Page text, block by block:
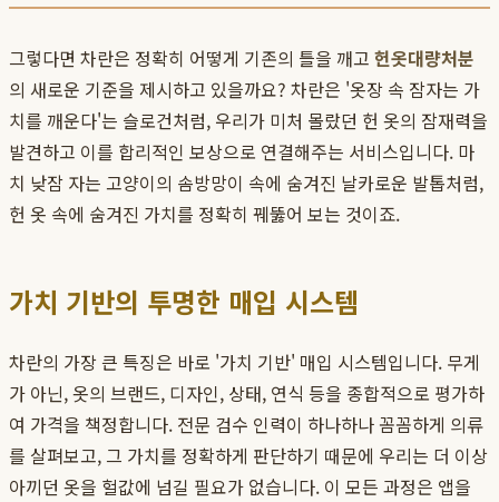
그렇다면 차란은 정확히 어떻게 기존의 틀을 깨고 헌옷대량처분
의 새로운 기준을 제시하고 있을까요? 차란은 '옷장 속 잠자는 가
치를 깨운다'는 슬로건처럼, 우리가 미처 몰랐던 헌 옷의 잠재력을
발견하고 이를 합리적인 보상으로 연결해주는 서비스입니다. 마
치 낮잠 자는 고양이의 솜방망이 속에 숨겨진 날카로운 발톱처럼,
헌 옷 속에 숨겨진 가치를 정확히 꿰뚫어 보는 것이죠.
가치 기반의 투명한 매입 시스템
차란의 가장 큰 특징은 바로 '가치 기반' 매입 시스템입니다. 무게
가 아닌, 옷의 브랜드, 디자인, 상태, 연식 등을 종합적으로 평가하
여 가격을 책정합니다. 전문 검수 인력이 하나하나 꼼꼼하게 의류
를 살펴보고, 그 가치를 정확하게 판단하기 때문에 우리는 더 이상
아끼던 옷을 헐값에 넘길 필요가 없습니다. 이 모든 과정은 앱을